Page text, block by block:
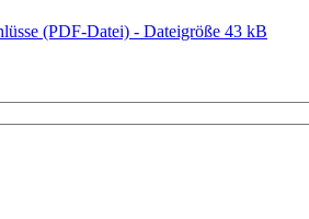
(PDF-Datei) - Dateigröße 43 kB